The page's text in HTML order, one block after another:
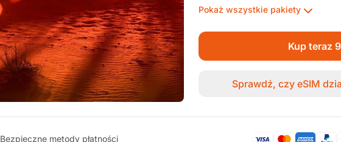
Pokaż wszystkie pakiety
Kup teraz
Sprawdź, czy eSIM
Bezpieczne metody płatności